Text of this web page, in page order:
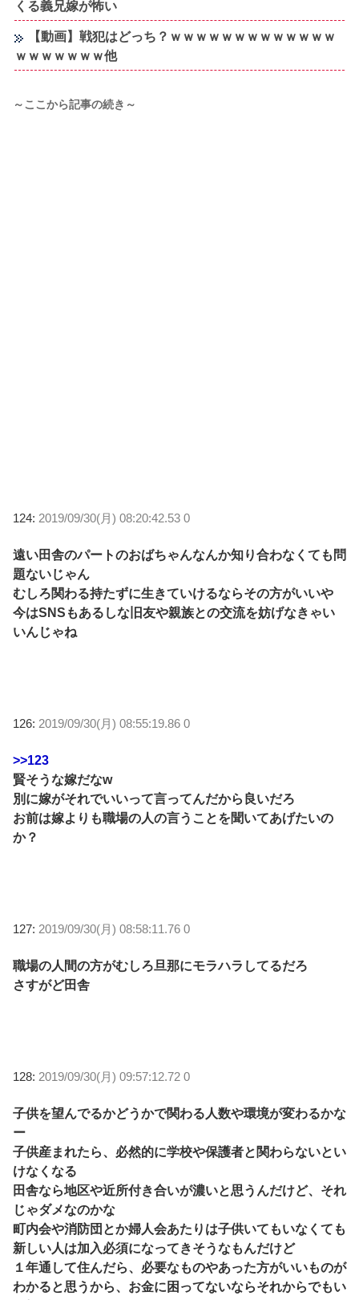
くる義兄嫁が怖い
【動画】戦犯はどっち？ｗｗｗｗｗｗｗｗｗｗｗｗｗ
ｗｗｗｗｗｗｗ他
～ここから記事の続き～
124: 2019/09/30(月) 08:20:42.53 0
遠い田舎のパートのおばちゃんなんか知り合わなくても問
題ないじゃん
むしろ関わる持たずに生きていけるならその方がいいや
今はSNSもあるしな旧友や親族との交流を妨げなきゃい
いんじゃね
126: 2019/09/30(月) 08:55:19.86 0
>>123
賢そうな嫁だなw
別に嫁がそれでいいって言ってんだから良いだろ
お前は嫁よりも職場の人の言うことを聞いてあげたいの
か？
127: 2019/09/30(月) 08:58:11.76 0
職場の人間の方がむしろ旦那にモラハラしてるだろ
さすがど田舎
128: 2019/09/30(月) 09:57:12.72 0
子供を望んでるかどうかで関わる人数や環境が変わるかな
ー
子供産まれたら、必然的に学校や保護者と関わらないとい
けなくなる
田舎なら地区や近所付き合いが濃いと思うんだけど、それ
じゃダメなのかな
町内会や消防団とか婦人会あたりは子供いてもいなくても
新しい人は加入必須になってきそうなもんだけど
１年通して住んだら、必要なものやあった方がいいものが
わかると思うから、お金に困ってないならそれからでもい